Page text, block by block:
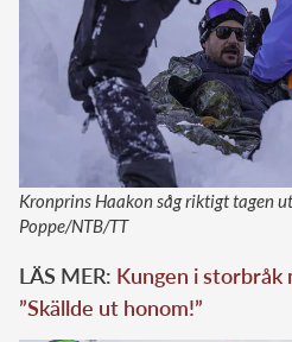
Kronprins Haakon såg riktigt tagen
Poppe/NTB/TT
LÄS MER: Kungen i storbråk
”Skällde ut honom!”